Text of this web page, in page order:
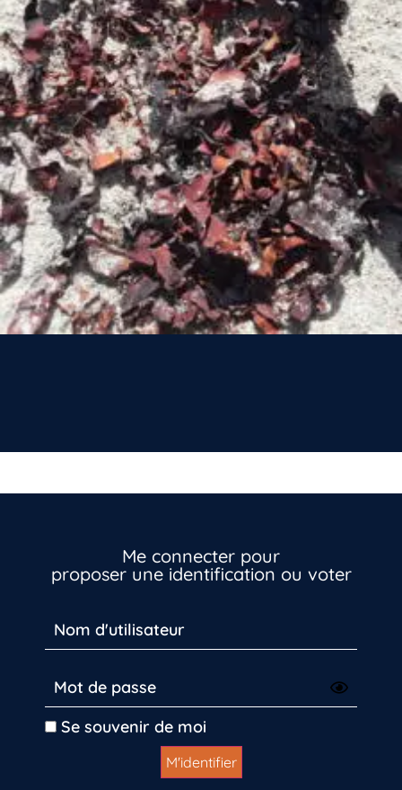
Me connecter pour
proposer une identification ou voter
Se souvenir de moi